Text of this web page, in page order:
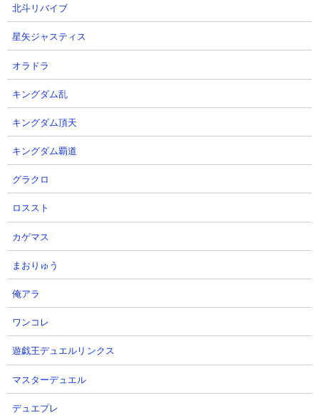
【出撃メンバー】
【攻略概要】
「こいし。」さんの攻略動画です。ノーアイテム、にゃんコンボ
は初期所持金を盛っています。2列目の編成はカンカン、エクスプ
レス、半魚人、飛脚、真田。カンカンやエクスプレスを先行させ
てお金を稼ぎながら道を開き、真田や量産キャラ連打で敵城破壊
で、キャラさえそこそこ育っていれば模倣は難しくなさそうで
す。さっとクリアを目指すならオススメ。
北斗リバイブ
星矢ジャスティス
オラドラ
キングダム乱
キングダム頂天
キングダム覇道
グラクロ
ロススト
カゲマス
まおりゅう
俺アラ
ワンコレ
遊戯王デュエルリンクス
マスターデュエル
デュエプレ